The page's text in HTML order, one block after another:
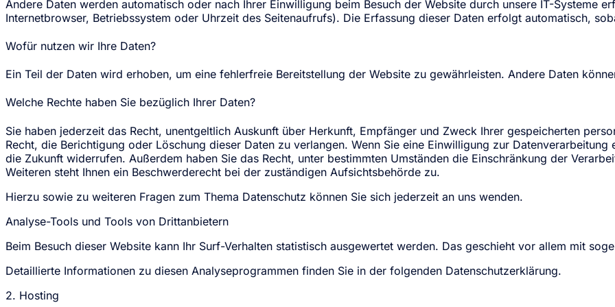
Andere Daten werden automatisch oder nach Ihrer Einwilligung beim Besuch der Website durch unsere IT-Systeme
Internetbrowser, Betriebssystem oder Uhrzeit des Seitenaufrufs). Die Erfassung dieser Daten erfolgt automatisch,
Wofür nutzen wir Ihre Daten?
Ein Teil der Daten wird erhoben, um eine fehlerfreie Bereitstellung der Website zu gewährleisten. Andere Daten
Welche Rechte haben Sie bezüglich Ihrer Daten?
Sie haben jederzeit das Recht, unentgeltlich Auskunft über Herkunft, Empfänger und Zweck Ihrer gespeicherten
Recht, die Berichtigung oder Löschung dieser Daten zu verlangen. Wenn Sie eine Einwilligung zur
die Zukunft widerrufen. Außerdem haben Sie das Recht, unter bestimmten Umständen die Einschränkung der
Weiteren steht Ihnen ein Beschwerderecht bei der zuständigen Aufsichtsbehörde zu.
Hierzu sowie zu weiteren Fragen zum Thema Datenschutz können Sie sich jederzeit an uns wenden.
Analyse-Tools und Tools von Dritt­anbietern
Beim Besuch dieser Website kann Ihr Surf-Verhalten statistisch ausgewertet werden. Das geschieht vor allem mit
Detaillierte Informationen zu diesen Analyseprogrammen finden Sie in der folgenden Datenschutzerklärung.
2. Hosting